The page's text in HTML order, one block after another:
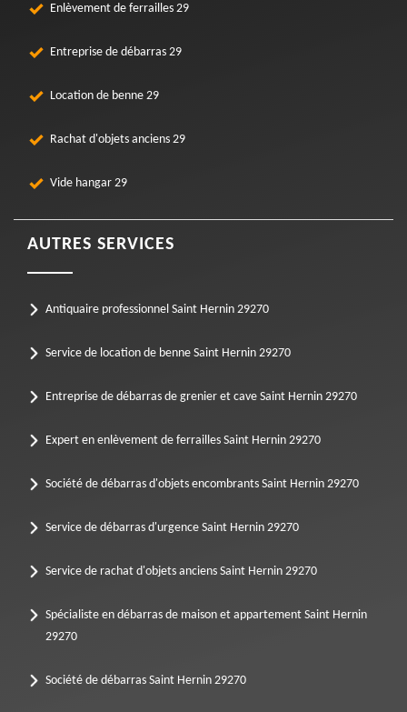
Enlèvement de ferrailles 29
Entreprise de débarras 29
Location de benne 29
Rachat d'objets anciens 29
Vide hangar 29
AUTRES SERVICES
Antiquaire professionnel Saint Hernin 29270
Service de location de benne Saint Hernin 29270
Entreprise de débarras de grenier et cave Saint Hernin 29270
Expert en enlèvement de ferrailles Saint Hernin 29270
Société de débarras d'objets encombrants Saint Hernin 29270
Service de débarras d'urgence Saint Hernin 29270
Service de rachat d'objets anciens Saint Hernin 29270
Spécialiste en débarras de maison et appartement Saint Hernin
29270
Société de débarras Saint Hernin 29270